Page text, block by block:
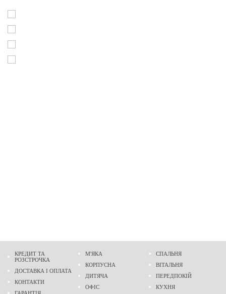
КРЕДИТ ТА
РОЗСТРОЧКА
ДОСТАВКА І ОПЛАТА
КОНТАКТИ
М'ЯКА
КОРПУСНА
ДИТЯЧА
ОФІС
СПАЛЬНЯ
ВІТАЛЬНЯ
ПЕРЕДПОКІЙ
КУХНЯ